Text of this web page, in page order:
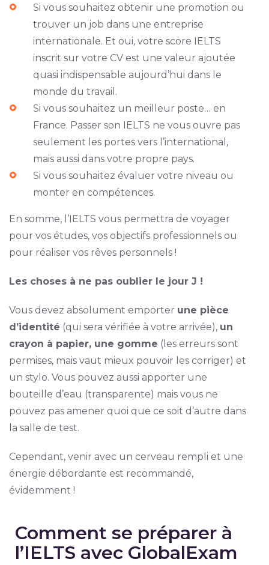
Si vous souhaitez obtenir une promotion ou
trouver un job dans une entreprise
internationale. Et oui, votre score IELTS
inscrit sur votre CV est une valeur ajoutée
quasi indispensable aujourd’hui dans le
monde du travail.
Si vous souhaitez un meilleur poste… en
France. Passer son IELTS ne vous ouvre pas
seulement les portes vers l’international,
mais aussi dans votre propre pays.
Si vous souhaitez évaluer votre niveau ou
monter en compétences.
En somme, l’IELTS vous permettra de voyager
pour vos études, vos objectifs professionnels ou
pour réaliser vos rêves personnels !
Les choses à ne pas oublier le jour J !
Vous devez absolument emporter une pièce
d’identité (qui sera vérifiée à votre arrivée), un
crayon à papier, une gomme (les erreurs sont
permises, mais vaut mieux pouvoir les corriger) et
un stylo. Vous pouvez aussi apporter une
bouteille d’eau (transparente) mais vous ne
pouvez pas amener quoi que ce soit d’autre dans
la salle de test.
Cependant, venir avec un cerveau rempli et une
énergie débordante est recommandé,
évidemment !
Comment se préparer à
l’IELTS avec GlobalExam